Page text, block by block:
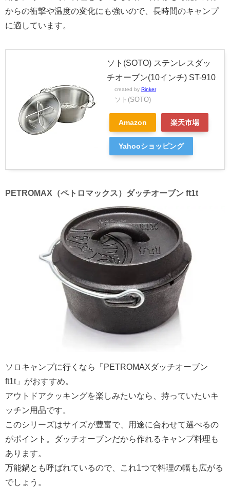
からの衝撃や温度の変化にも強いので、長時間のキャンプ
に適しています。
ソト(SOTO) ステンレスダッ
チオーブン(10インチ) ST-910
created by Rinker
ソト(SOTO)
Amazon 楽天市場
Yahooショッピング
PETROMAX（ペトロマックス）ダッチオーブン ft1t
ソロキャンプに行くなら「PETROMAXダッチオーブン
ft1t」がおすすめ。
アウトドアクッキングを楽しみたいなら、持っていたいキ
ッチン用品です。
このシリーズはサイズが豊富で、用途に合わせて選べるの
がポイント。ダッチオーブンだから作れるキャンプ料理も
あります。
万能鍋とも呼ばれているので、これ1つで料理の幅も広がる
でしょう。